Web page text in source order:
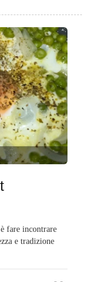
fare incontrare
e tradizione